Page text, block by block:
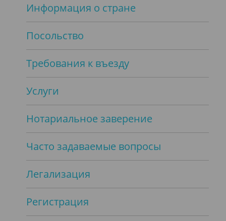
Информация о стране
Посольство
Требования к въезду
Услуги
Нотариальное заверение
Часто задаваемые вопросы
Легализация
Регистрация